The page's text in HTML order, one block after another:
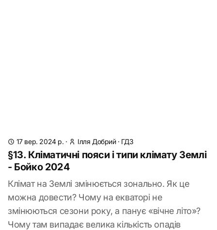
17 вер. 2024 р. · Ілля Добрий· ГДЗ
§13. Кліматичні пояси і типи клімату Землі
- Бойко 2024
Клімат на Землі змінюється зонально. Як це
можна довести? Чому на екваторі не
змінюються сезони року, а панує «вічне літо»?
Чому там випадає велика кількість опадів